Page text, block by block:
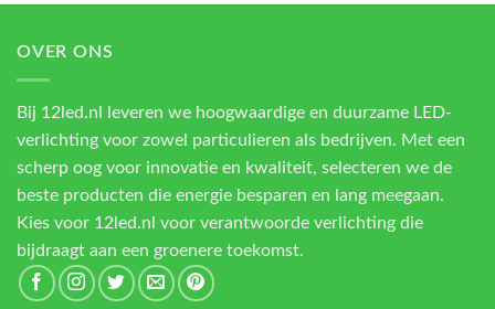
OVER ONS
Bij 12led.nl leveren we hoogwaardige en duurzame LED-
verlichting voor zowel particulieren als bedrijven. Met een
scherp oog voor innovatie en kwaliteit, selecteren we de
beste producten die energie besparen en lang meegaan.
Kies voor 12led.nl voor verantwoorde verlichting die
bijdraagt aan een groenere toekomst.